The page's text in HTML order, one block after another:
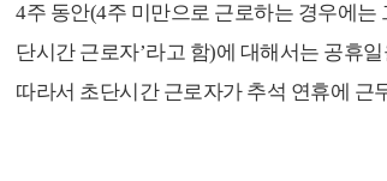
4주 동안(4주 미만으로 근로하는 경우에는
단시간 근로자’라고 함)에 대해서는 공휴
따라서 초단시간 근로자가 추석 연휴에 근